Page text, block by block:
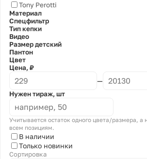
Tony Perotti
Материал
Спецфильтр
Тип кепки
Видео
Размер детский
Пантон
Цвет
Цена, ₽
—
Нужен тираж, шт
Учитывается остаток одного цвета/размера, а
всем позициям.
В наличии
Только новинки
Сортировка